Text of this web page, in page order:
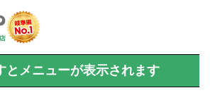
とメニューが表示されます